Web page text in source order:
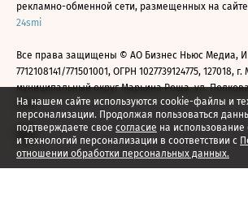
На нашем сайте используются cookie-файлы и
персонализации. Продолжая пользоваться
подтверждаете свое согласие на
и технологий персонализации в соответствии с
отношении обработки персональных данных.
рекламно-обменной сети, размещенных на
24smi
Все права защищены © АО Бизнес Ньюс Медиа,
7712108141/771501001, ОГРН 1027739124775, 127018,
муниципальный округ Марьина Роща, ул.
2026